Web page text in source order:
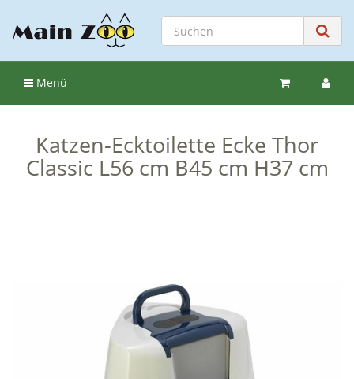
Menü
Katzen-Ecktoilette Ecke Thor
Classic L56 cm B45 cm H37 cm